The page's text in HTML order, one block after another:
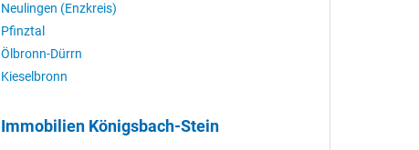
Neulingen (Enzkreis)
Pfinztal
Ölbronn-Dürrn
Kieselbronn
Immobilien Königsbach-Stein